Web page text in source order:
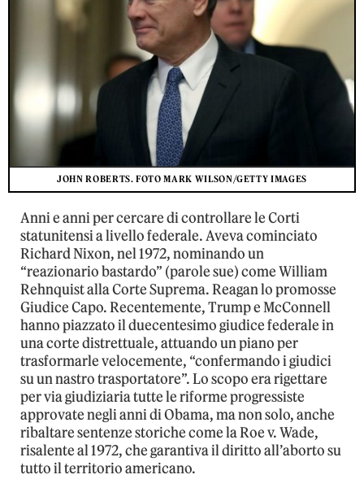
JOHN ROBERTS. FOTO MARK WILSON/GETTY IMAGES
Anni e anni per cercare di controllare le Corti
statunitensi a livello federale. Aveva cominciato
Richard Nixon, nel 1972, nominando un
“reazionario bastardo” (parole sue) come William
Rehnquist alla Corte Suprema. Reagan lo promosse
Giudice Capo. Recentemente, Trump e McConnell
hanno piazzato il duecentesimo giudice federale in
una corte distrettuale, attuando un piano per
trasformarle velocemente, “confermando i giudici
su un nastro trasportatore”. Lo scopo era rigettare
per via giudiziaria tutte le riforme progressiste
approvate negli anni di Obama, ma non solo, anche
ribaltare sentenze storiche come la Roe v. Wade,
risalente al 1972, che garantiva il diritto all’aborto su
tutto il territorio americano.